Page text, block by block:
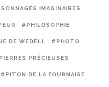
IMAGINAIRES
#PHILOSOPHIE
DE WEDELL #PHOTO
PRÉCIEUSES
#PITON DE LA FOURNAISE